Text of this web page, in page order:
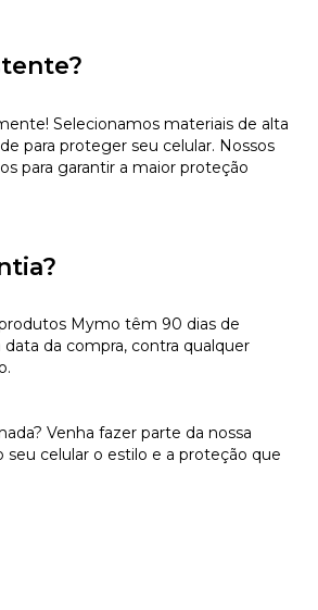
Selecionamos materiais de alta
para proteger seu celular. Nossos
para garantir a maior proteção
Mymo têm 90 dias de
data da compra, contra qualquer
Venha fazer parte da nossa
seu celular o estilo e a proteção que